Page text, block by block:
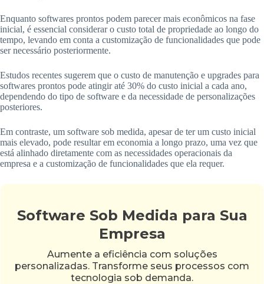
Enquanto softwares prontos podem parecer mais econômicos na fase
inicial, é essencial considerar o custo total de propriedade ao longo do
tempo, levando em conta a customização de funcionalidades que pode
ser necessário posteriormente.
Estudos recentes sugerem que o custo de manutenção e upgrades para
softwares prontos pode atingir até 30% do custo inicial a cada ano,
dependendo do tipo de software e da necessidade de personalizações
posteriores.
Em contraste, um software sob medida, apesar de ter um custo inicial
mais elevado, pode resultar em economia a longo prazo, uma vez que
está alinhado diretamente com as necessidades operacionais da
empresa e a customização de funcionalidades que ela requer.
Software Sob Medida para Sua
Empresa
Aumente a eficiência com soluções
personalizadas. Transforme seus processos com
tecnologia sob demanda.